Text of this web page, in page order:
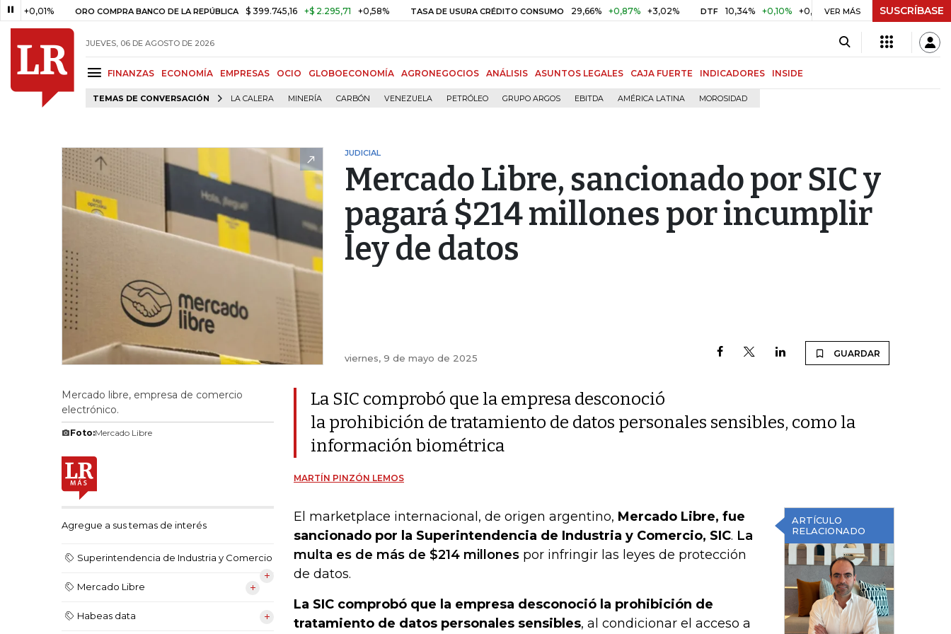
ORO COMPRA BANCO DE LA REPÚBLICA $ 399.745,16 +$ 2.295,71 +0,58% TASA DE USURA CRÉDITO CONSUMO 29,66% +0,87% +3,02% DTF 10,34% +0,10% +0,98% UVR $ 416,86 +$ 0,05 +0,01%
VER MÁS SUSCRÍBASE
JUEVES, 06 DE AGOSTO DE 2026
FINANZAS ECONOMÍA EMPRESAS OCIO GLOBOECONOMÍA AGRONEGOCIOS ANÁLISIS ASUNTOS LEGALES CAJA FUERTE INDICADORES INSIDE
TEMAS DE CONVERSACIÓN LA CALERA MINERÍA CARBÓN VENEZUELA PETRÓLEO GRUPO ARGOS EBITDA AMÉRICA LATINA MOROSIDAD
JUDICIAL
Mercado Libre, sancionado por SIC y
pagará $214 millones por incumplir
ley de datos
viernes, 9 de mayo de 2025 GUARDAR
Mercado libre, empresa de comercio
electrónico.
Foto:Mercado Libre
Agregue a sus temas de interés
Superintendencia de Industria y Comercio
Mercado Libre
Habeas data
La SIC comprobó que la empresa desconoció
la prohibición de tratamiento de datos personales sensibles, como la
información biométrica
MARTÍN PINZÓN LEMOS
ARTÍCULO
RELACIONADO
El marketplace internacional, de origen argentino, Mercado Libre, fue
sancionado por la Superintendencia de Industria y Comercio, SIC. La
multa es de más de $214 millones por infringir las leyes de protección
de datos.
La SIC comprobó que la empresa desconoció la prohibición de
tratamiento de datos personales sensibles, al condicionar el acceso a